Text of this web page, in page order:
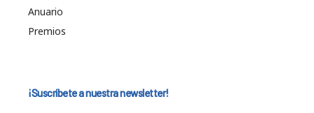
Anuario
Premios
¡Suscríbete a nuestra newsletter!